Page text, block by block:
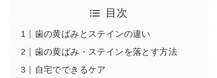
目次
歯の黄ばみとステインの違い
歯の黄ばみ・ステインを落とす方法
自宅でできるケア